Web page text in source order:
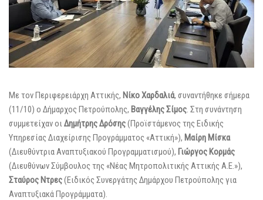
Με τον Περιφερειάρχη Αττικής, Νίκο Χαρδαλιά, συναντήθηκε σήμερα
(11/10) ο Δήμαρχος Πετρούπολης, Βαγγέλης Σίμος. Στη συνάντηση
συμμετείχαν οιΔημήτρης Δρόσης(Προϊστάμενος της Ειδικής
Υπηρεσίας Διαχείρισης Προγράμματος «Αττική»), Μαίρη Μίσκα
(Διευθύντρια Αναπτυξιακού Προγραμματισμού), Γιώργος Κορμάς
(Διευθύνων Σύμβουλος της «Νέας Μητροπολιτικής Αττικής Α.Ε.»),
Σταύρος Ντρες(Ειδικός Συνεργάτης Δημάρχου Πετρούπολης για
Αναπτυξιακά Προγράμματα).